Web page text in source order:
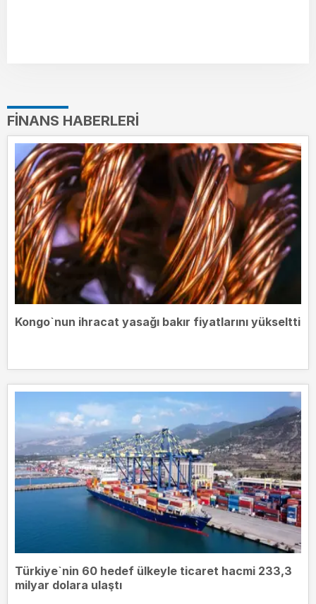
FINANS HABERLERI
Kongo`nun ihracat yasağı bakır fiyatlarını yükseltti
Türkiye`nin 60 hedef ülkeyle ticaret hacmi 233,3
milyar dolara ulaştı